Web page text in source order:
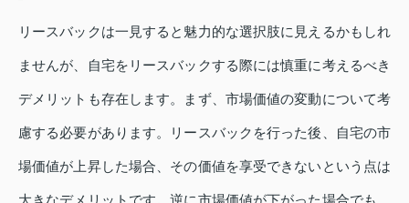
リースバックは一見すると魅力的な選択肢に見えるかもしれ
ませんが、自宅をリースバックする際には慎重に考えるべき
デメリットも存在します。まず、市場価値の変動について考
慮する必要があります。リースバックを行った後、自宅の市
場価値が上昇した場合、その価値を享受できないという点は